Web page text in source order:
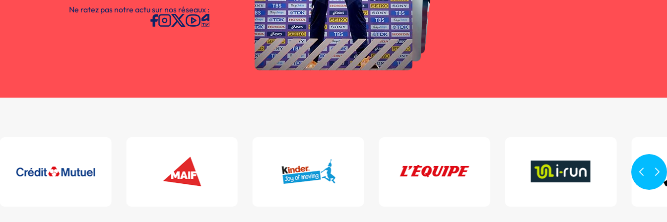
Ne ratez pas notre actu sur nos réseaux :